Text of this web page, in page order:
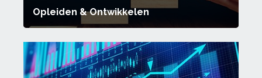
Opleiden & Ontwikkelen